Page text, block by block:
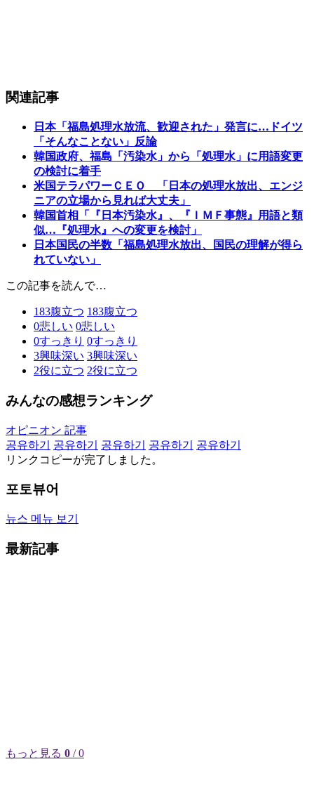
関連記事
日本「福島処理水放流、歓迎された」発言に…ドイツ
「そんなことない」反論
韓国政府、福島「汚染水」から「処理水」に用語変更
の検討に着手
米国テラパワーＣＥＯ 「日本の処理水放出、エンジ
ニアの立場から見れば大丈夫」
韓国首相「『日本汚染水』、『ＩＭＦ事態』用語と類
似…『処理水』への変更を検討」
日本国民の半数「福島処理水放出、国民の理解が得ら
れていない」
この記事を読んで…
183腹立つ 183腹立つ
0悲しい 0悲しい
0すっきり 0すっきり
3興味深い 3興味深い
2役に立つ 2役に立つ
みんなの感想ランキング
オピニオン 記事
공유하기
공유하기 공유하기 공유하기
공유하기
リンクコピーが完了しました。
포토뷰어
뉴스 메뉴 보기
最新記事
もっと見る 0 / 0